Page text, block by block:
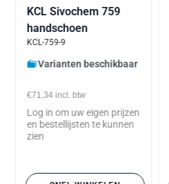
KCL Sivochem 759
handschoen
KCL-759-9
Varianten beschikbaar
€71,34 incl. btw
Log in om uw eigen prijzen
en bestellijsten te kunnen
zien